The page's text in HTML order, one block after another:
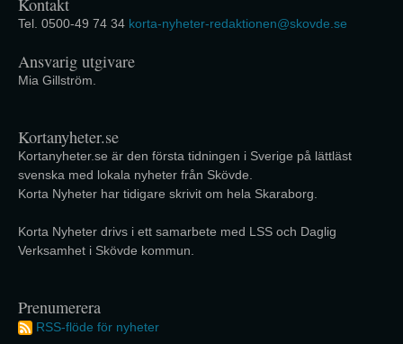
Kontakt
Tel. 0500-49 74 34 korta-nyheter-redaktionen@skovde.se
Ansvarig utgivare
Mia Gillström.
Kortanyheter.se
Kortanyheter.se är den första tidningen i Sverige på lättläst
svenska med lokala nyheter från Skövde.
Korta Nyheter har tidigare skrivit om hela Skaraborg.
Korta Nyheter drivs i ett samarbete med LSS och Daglig
Verksamhet i Skövde kommun.
Prenumerera
RSS-flöde för nyheter